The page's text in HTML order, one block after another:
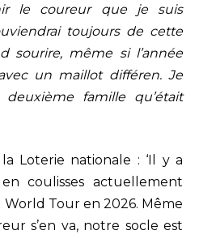
le coureur que je suis
toujours de cette
sourire, même si l’année
un maillot différen. Je
deuxième famille qu’était
Loterie nationale : ‘Il y a
coulisses actuellement
Tour en 2026. Même
s’en va, notre socle est